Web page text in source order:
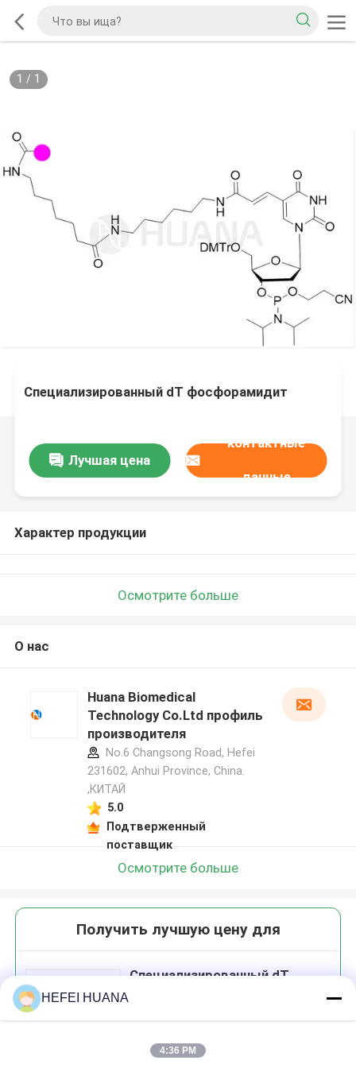
1 / 1
Специализированный dT фосфорамидит
Лучшая цена
контактные
данные
Характер продукции
Осмотрите больше
О нас
Huana Biomedical
Technology Co.Ltd профиль
производителя
No.6 Changsong Road, Hefei
231602, Anhui Province, China.
,КИТАЙ
5.0
Подтверженный
поставщик
Осмотрите больше
Получить лучшую цену для
Специализированный dT
HEFEI HUANA
4:36 PM